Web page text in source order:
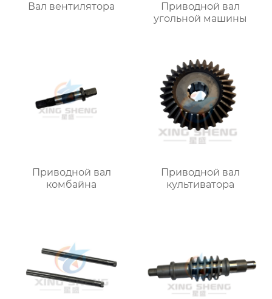
Вал вентилятора
Приводной вал
угольной машины
Приводной вал
комбайна
Приводной вал
культиватора